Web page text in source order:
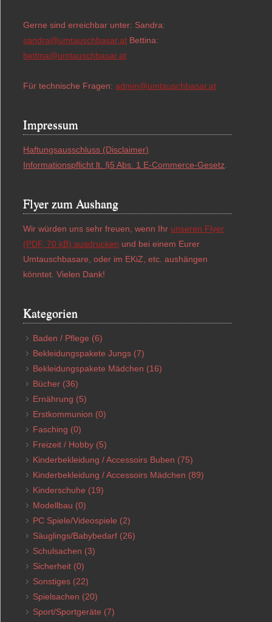
Gerne sind erreichbar unter: Sandra:
sandra@umtauschbasar.at Bettina:
bettina@umtauschbasar.at
Für technische Fragen:admin@umtauschbasar.at
Impressum
Haftungsausschluss (Disclaimer)
Informationspflicht lt. §5 Abs. 1 E-Commerce-Gesetz
Flyer zum Aushang
Wir würden uns sehr freuen, wenn Ihr unseren Flyer
(PDF, 70 kB) ausdrucken und bei einem Eurer
Umtauschbasare, oder im EKiZ, etc. aushängen
könntet. Vielen Dank!
Kategorien
Baden / Pflege (6)
Bekleidungspakete Jungs (7)
Bekleidungspakete Mädchen (16)
Bücher (36)
Ernährung (5)
Erstkommunion (0)
Fasching (0)
Freizeit / Hobby (5)
Kinderbekleidung / Accessoirs Buben (75)
Kinderbekleidung / Accessoirs Mädchen (89)
Kinderschuhe (19)
Modellbau (0)
PC Spiele/Videospiele (2)
Säuglings/Babybedarf (26)
Schulsachen (3)
Sicherheit (0)
Sonstiges (22)
Spielsachen (20)
Sport/Sportgeräte (7)